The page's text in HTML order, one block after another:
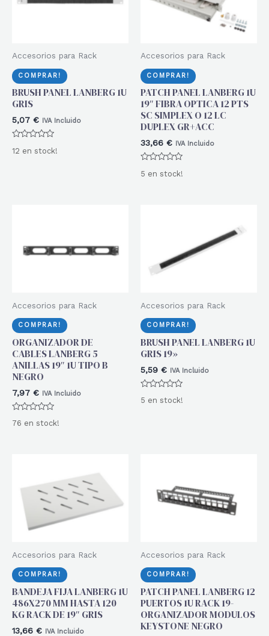
Accesorios para Rack
COMPRAR!
BRUSH PANEL LANBERG 1U
GRIS
5,07 € IVA Incluido
con
12 en stock!
Accesorios para Rack
COMPRAR!
PATCH PANEL LANBERG 1U
19″ FIBRA OPTICA 12 PTS
SC SIMPLEX O 12 LC
DUPLEX GR+ACC
33,66 € IVA Incluido
con
5 en stock!
Accesorios para Rack
COMPRAR!
ORGANIZADOR DE
CABLES LANBERG 5
ANILLAS 19″ 1U TIPO B
NEGRO
7,97 € IVA Incluido
con
76 en stock!
Accesorios para Rack
COMPRAR!
BRUSH PANEL LANBERG 1U
GRIS 19»
5,59 € IVA Incluido
con
5 en stock!
Accesorios para Rack
COMPRAR!
BANDEJA FIJA LANBERG 1U
486X270 MM HASTA 120
KG RACK DE 19″ GRIS
13,66 € IVA Incluido
Accesorios para Rack
COMPRAR!
PATCH PANEL LANBERG 12
PUERTOS 1U RACK 19-
ORGANIZADOR MODULOS
KEYSTONE NEGRO